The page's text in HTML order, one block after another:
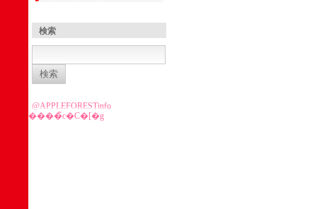
検索
検
@APPLEFORESTinfo
����̃c�C�[�g